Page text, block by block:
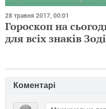
28 травня 2017, 00:01
Гороскоп на
для всіх знаків
Коментарі